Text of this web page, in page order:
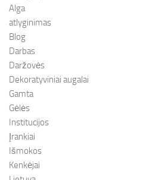
Alga
atlyginimas
Blog
Darbas
Daržovės
Dekoratyviniai augalai
Gamta
Gėlės
Institucijos
Įrankiai
Išmokos
Kenkėjai